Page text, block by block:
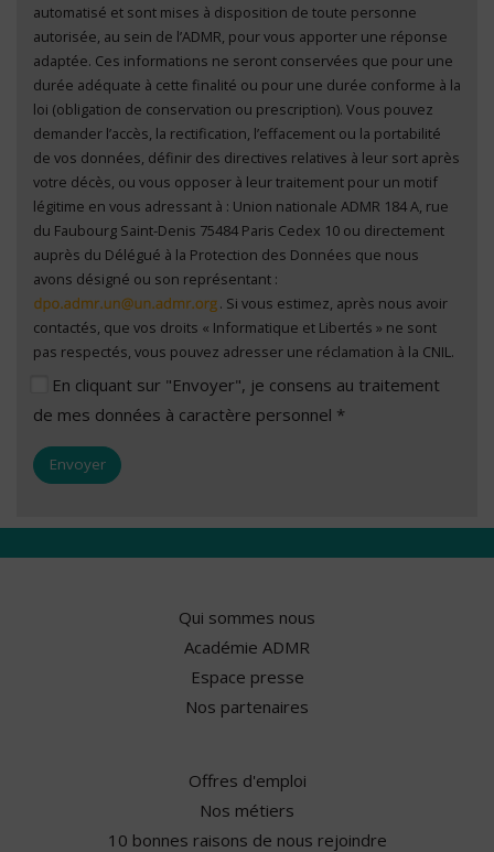
automatisé et sont mises à disposition de toute personne
autorisée, au sein de l’ADMR, pour vous apporter une réponse
adaptée. Ces informations ne seront conservées que pour une
durée adéquate à cette finalité ou pour une durée conforme à la
loi (obligation de conservation ou prescription). Vous pouvez
demander l’accès, la rectification, l’effacement ou la portabilité
de vos données, définir des directives relatives à leur sort après
votre décès, ou vous opposer à leur traitement pour un motif
légitime en vous adressant à : Union nationale ADMR 184 A, rue
du Faubourg Saint-Denis 75484 Paris Cedex 10 ou directement
auprès du Délégué à la Protection des Données que nous
avons désigné ou son représentant :
. Si vous estimez, après nous avoir
contactés, que vos droits « Informatique et Libertés » ne sont
pas respectés, vous pouvez adresser une réclamation à la CNIL.
En cliquant sur "Envoyer", je consens au traitement
de mes données à caractère personnel *
Qui sommes nous
Académie ADMR
Espace presse
Nos partenaires
Offres d'emploi
Nos métiers
10 bonnes raisons de nous rejoindre